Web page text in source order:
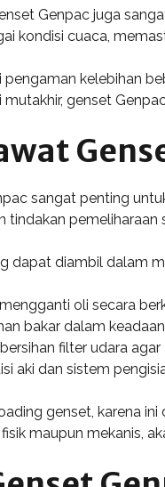
Genpac juga
kondisi cuaca,
kelebihan
genset
sangat penting
tindakan
dapat diambil dalam
oli secara
bakar dalam
filter udara
aki dan sistem
genset, karena
maupun mekanis,